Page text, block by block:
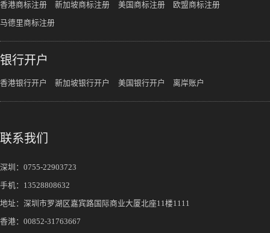
香港商标注册 新加坡商标注册 美国商标注册 欧盟商标注册
马德里商标注册
银行开户
香港银行开户 新加坡银行开户 美国银行开户 离岸账户
联系我们
深圳： 0755-22903723
手机： 13528808632
地址：深圳市罗湖区嘉宾路国际商业大厦北座11楼1111
香港：00852-31763667